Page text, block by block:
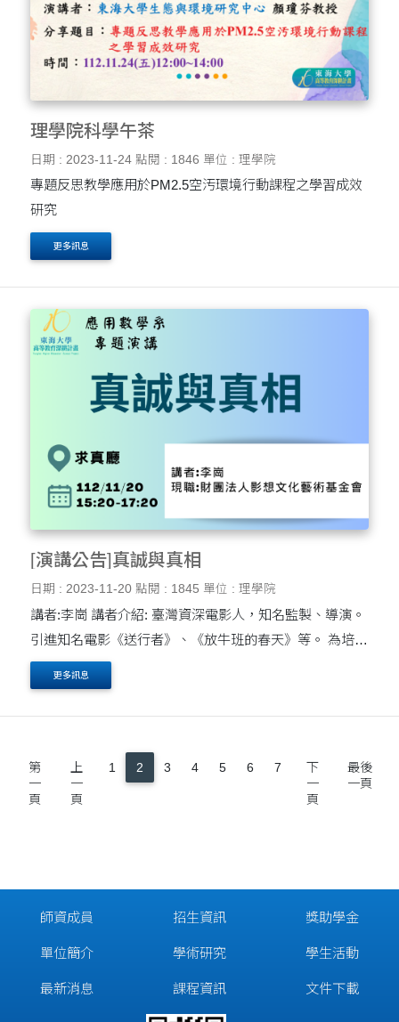
理學院科學午茶
日期 : 2023-11-24 點閱 : 1846 單位 : 理學院
專題反思教學應用於PM2.5空汚環境行動課程之學習成效
研究
更多訊息
[演講公告]真誠與真相
日期 : 2023-11-20 點閱 : 1845 單位 : 理學院
講者:李崗 講者介紹: 臺灣資深電影人，知名監製、導演。
引進知名電影《送行者》、《放牛班的春天》等。 為培育
電影創作人才「推⼿計畫」；製作《星光傳奇》、《陽
陽》（柏林影展入選、台北電影節開幕....
更多訊息
第
一
頁
上
一
頁
1 2 3 4 5 6 7
下
一
頁
最後
一頁
師資成員
單位簡介
最新消息
招生資訊
學術研究
課程資訊
獎助學金
學生活動
文件下載